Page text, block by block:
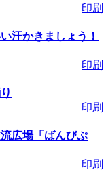
る塾
～
車体
」 受
ウオ
印刷
汗かきましょう！
印刷
印刷
広場「ばんびぷ
印刷